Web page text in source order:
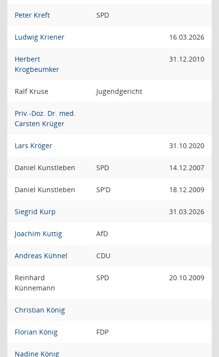
Peter Kreft SPD
Ludwig Kriener 16.03.2026
Herbert
Krogbeumker
31.12.2010
Ralf Kruse Jugendgericht
Priv.-Doz. Dr. med.
Carsten Krüger
Lars Kröger 31.10.2020
Daniel Kunstleben SPD 14.12.2007
Daniel Kunstleben SP'D 18.12.2009
Siegrid Kurp 31.03.2026
Joachim Kuttig AfD
Andreas Kühnel CDU
Reinhard
Künnemann
SPD 20.10.2009
Christian König
Florian König FDP
Nadine König